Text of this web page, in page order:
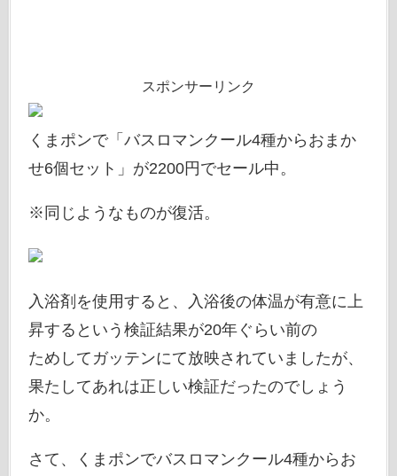
スポンサーリンク
くまポンで「バスロマンクール4種からおまか
せ6個セット」が2200円でセール中。
※同じようなものが復活。
入浴剤を使用すると、入浴後の体温が有意に上
昇するという検証結果が20年ぐらい前の
ためしてガッテンにて放映されていましたが、
果たしてあれは正しい検証だったのでしょう
か。
さて、くまポンでバスロマンクール4種からお